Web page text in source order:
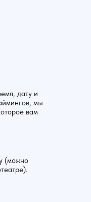
дату и
мы
вам
(можно